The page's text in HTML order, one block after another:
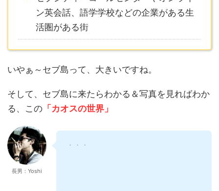
活圏がある街
る、この 「カオスの世界」
長男：Yoshi